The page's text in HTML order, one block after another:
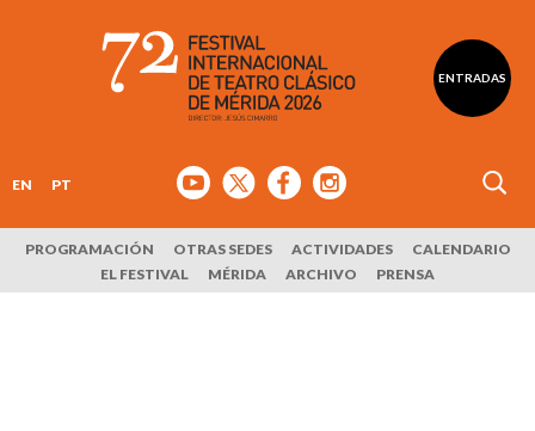
ENTRADAS
EN PT
PROGRAMACIÓN OTRAS SEDES ACTIVIDADES
CALENDARIO
EL FESTIVAL
MÉRIDA ARCHIVO PRENSA